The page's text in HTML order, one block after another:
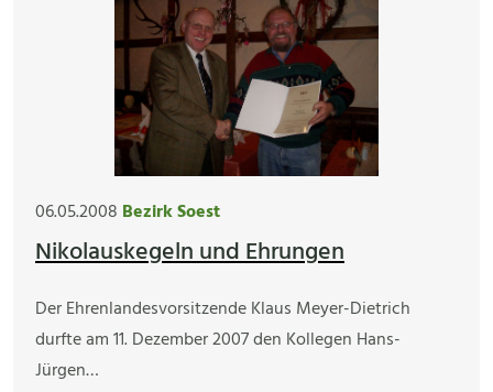
06.05.2008 Bezirk Soest
Nikolauskegeln und Ehrungen
Der Ehrenlandesvorsitzende Klaus Meyer-Dietrich
durfte am 11. Dezember 2007 den Kollegen Hans-
Jürgen…